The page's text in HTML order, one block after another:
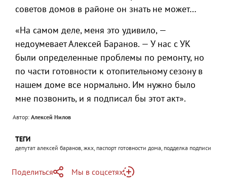
советов домов в районе он знать не может…
«На самом деле, меня это удивило, —
недоумевает Алексей Баранов. — У нас с УК
были определенные проблемы по ремонту, но
по части готовности к отопительному сезону в
нашем доме все нормально. Им нужно было
мне позвонить, и я подписал бы этот акт».
Автор: Алексей Нилов
ТЕГИ
депутат алексей баранов, жкх, паспорт готовности дома, подделка подписи
Поделиться
Мы в соцсетях